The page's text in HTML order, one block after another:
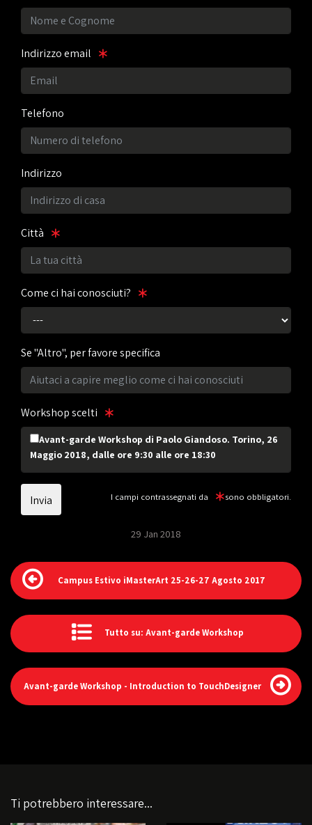
Indirizzo email
Telefono
Indirizzo
Città
Come ci hai conosciuti?
Se "Altro", per favore specifica
Workshop scelti
Avant-garde Workshop di Paolo Giandoso. Torino, 26
Maggio 2018, dalle ore 9:30 alle ore 18:30
I campi contrassegnati da sono obbligatori.
29 Jan 2018
Campus Estivo iMasterArt 25-26-27 Agosto 2017
Tutto su: Avant-garde Workshop
Avant-garde Workshop - Introduction to TouchDesigner
Ti potrebbero interessare...